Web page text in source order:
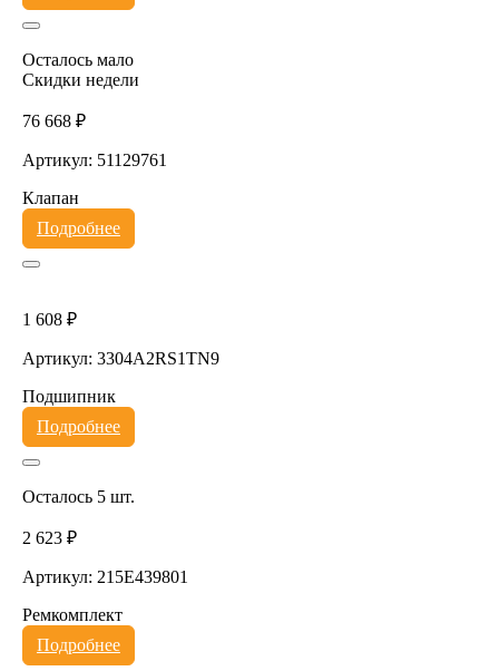
Осталось мало
Скидки недели
76 668 ₽
Артикул: 51129761
Клапан
Подробнее
1 608 ₽
Артикул: 3304A2RS1TN9
Подшипник
Подробнее
Осталось 5 шт.
2 623 ₽
Артикул: 215E439801
Ремкомплект
Подробнее